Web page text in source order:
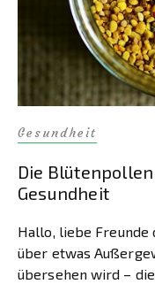
Gesundheit
Die
Gesundheit
Hallo, liebe
über etwas
übersehen wird –